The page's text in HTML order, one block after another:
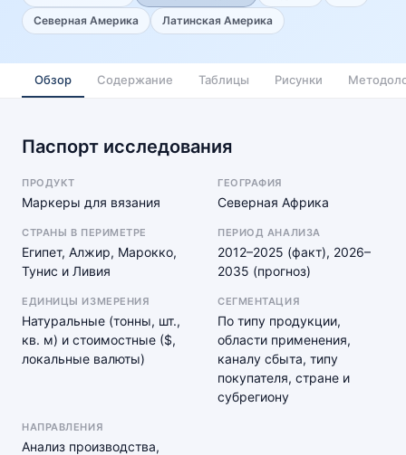
Северная Америка
Латинская Америка
Обзор Содержание Таблицы Рисунки
Паспорт исследования
ПРОДУКТ
Маркеры для вязания
ГЕОГРАФИЯ
Северная Африка
СТРАНЫ В ПЕРИМЕТРЕ
Египет, Алжир, Марокко,
Тунис и Ливия
ПЕРИОД АНАЛИЗА
2012–2025 (факт), 2026–
2035 (прогноз)
ЕДИНИЦЫ ИЗМЕРЕНИЯ
Натуральные (тонны, шт.,
кв. м) и стоимостные ($,
локальные валюты)
СЕГМЕНТАЦИЯ
По типу продукции,
области применения,
каналу сбыта, типу
покупателя, стране и
субрегиону
НАПРАВЛЕНИЯ
Анализ производства,